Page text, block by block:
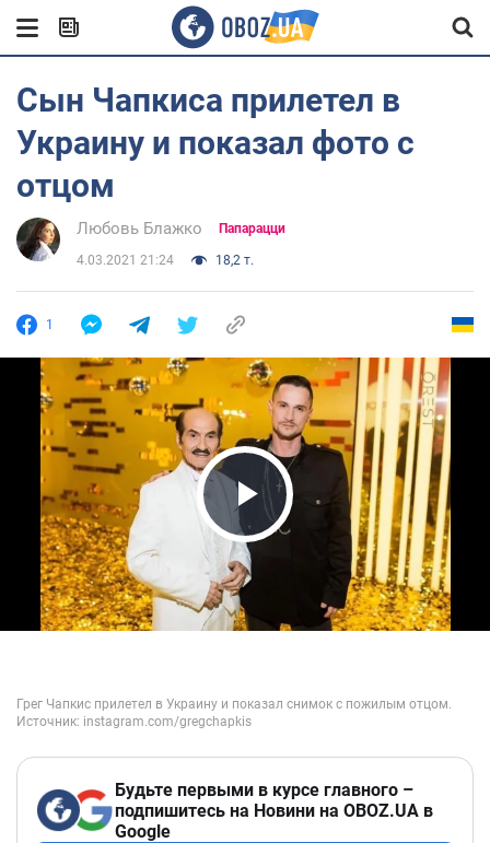
Сын Чапкиса прилетел в
Украину и показал фото с
отцом
Любовь Блажко Папарацци
4.03.2021 21:24 18,2 т.
1
Play Video
Будьте первыми в курсе главного –
подпишитесь на Новини на OBOZ.UA в
Google